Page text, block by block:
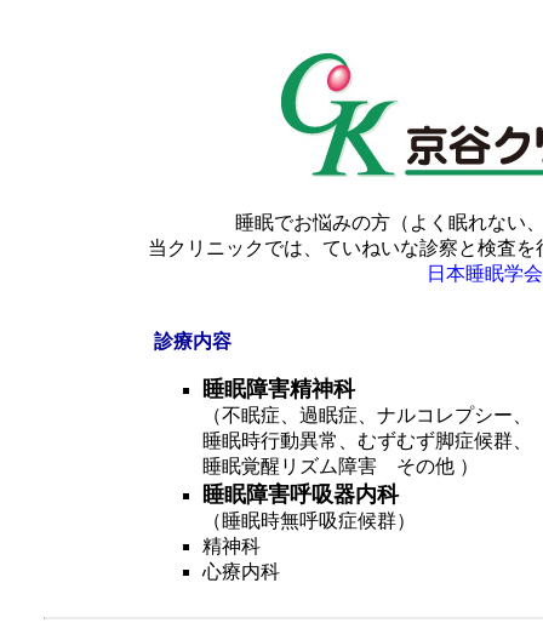
睡眠でお悩みの方（よく眠れない
当クリニックでは、ていねいな診察と検査
日本睡眠学
診療内容
睡眠障害精神科
（不眠症、過眠症、ナルコレプシー、
睡眠時行動異常、むずむず脚症候群、
睡眠覚醒リズム障害 その
睡眠障害呼吸器内科
（睡眠時無呼吸症候群）
精神科
心療内科